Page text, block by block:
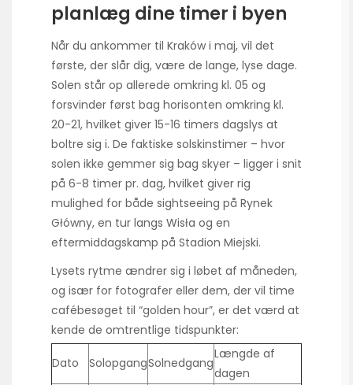
planlæg dine timer i byen
Når du ankommer til Kraków i maj, vil det
første, der slår dig, være de lange, lyse dage.
Solen står op allerede omkring kl. 05 og
forsvinder først bag horisonten omkring kl.
20-21, hvilket giver 15-16 timers dagslys at
boltre sig i. De faktiske solskinstimer – hvor
solen ikke gemmer sig bag skyer – ligger i snit
på 6-8 timer pr. dag, hvilket giver rig
mulighed for både sightseeing på Rynek
Główny, en tur langs Wisła og en
eftermiddagskamp på Stadion Miejski.
Lysets rytme ændrer sig i løbet af måneden,
og især for fotografer eller dem, der vil time
cafébesøget til “golden hour”, er det værd at
kende de omtrentlige tidspunkter:
Dato SolopgangSolnedgang
Længde af
dagen